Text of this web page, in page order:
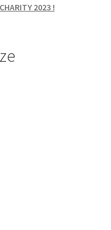
2023 !